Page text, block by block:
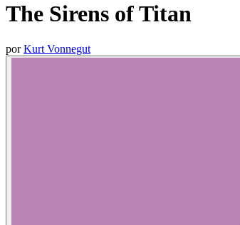
The Sirens of Titan
porKurt Vonnegut